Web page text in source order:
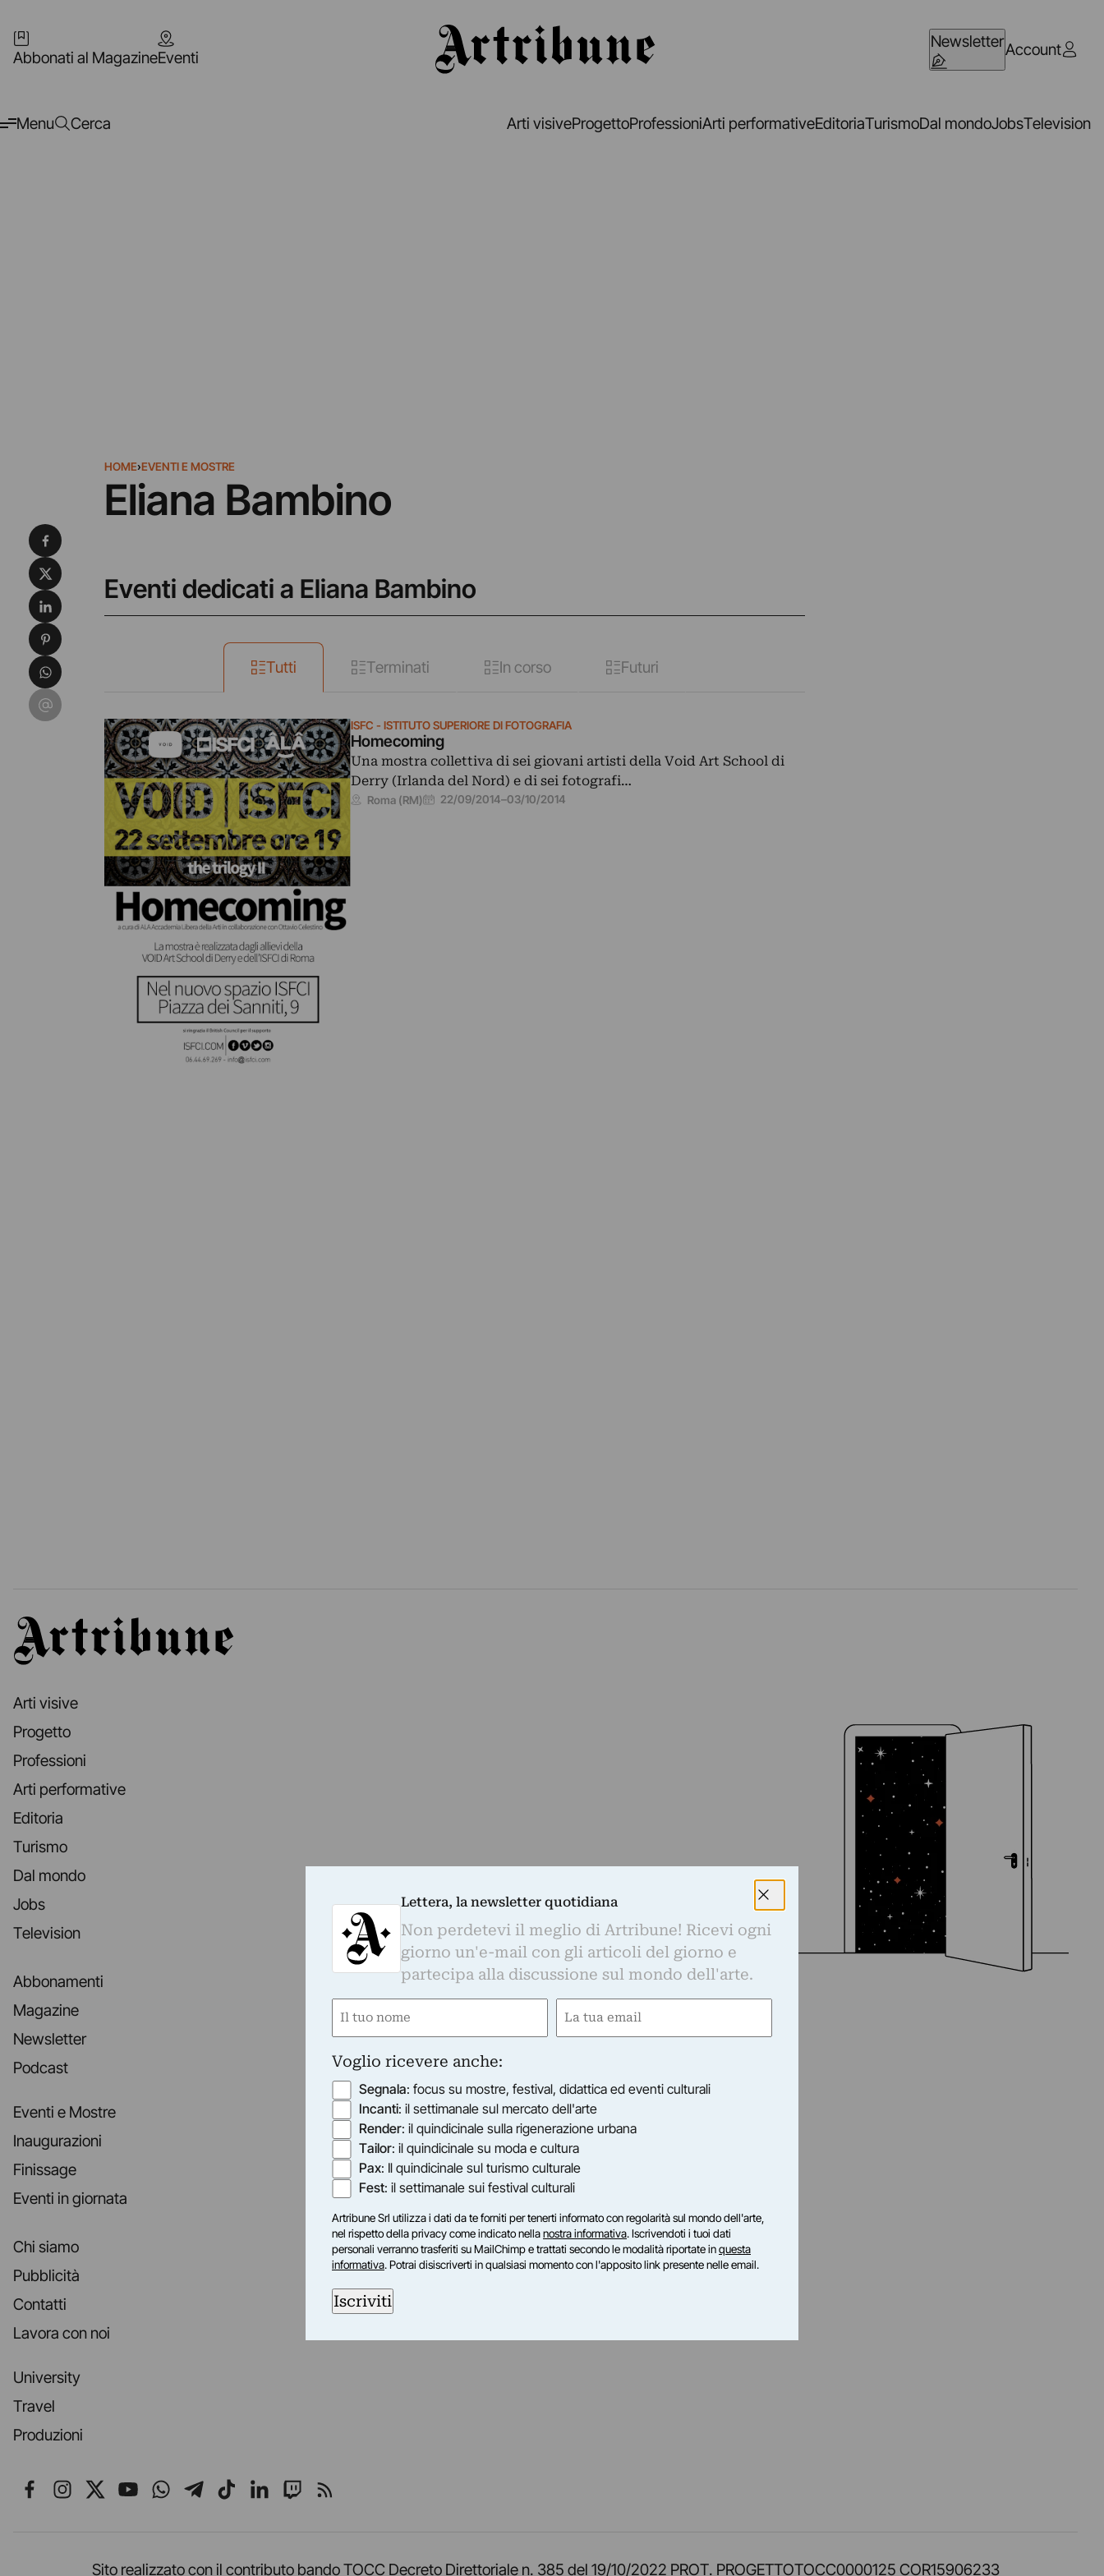
Abbonati al MagazineEventi
NewsletterAccount
Menu Cerca Arti visiveProgettoProfessioniArti performativeEditoriaTurismoDal mondoJobsTelevision
HOME›EVENTI E MOSTRE
Eliana Bambino
Eventi dedicati a Eliana Bambino
Tutti Terminati In corso Futuri
ISFC - ISTITUTO SUPERIORE DI FOTOGRAFIA
Homecoming
Una mostra collettiva di sei giovani artisti della Void Art School di
Derry (Irlanda del Nord) e di sei fotografi…
Roma (RM) 22/09/2014–03/10/2014
Condividi su Facebook
Condividi su X
Condividi su LinkedIn
Condividi su Pinterest
Condividi su WhatsApp
Condividi su Email
Artribune
Arti visive
Progetto
Professioni
Arti performative
Editoria
Turismo
Dal mondo
Jobs
Television
Abbonamenti
Magazine
Newsletter
Podcast
Eventi e Mostre
Inaugurazioni
Finissage
Eventi in giornata
Chi siamo
Pubblicità
Contatti
Lavora con noi
University
Travel
Produzioni
Seguici su Facebook
Seguici su Instagram
Seguici su X
Seguici su YouTube
Seguici su WhatsApp
Seguici su Telegram
Seguici su TikTok
Seguici su LinkedIn
Seguici su Twitch
Seguici su Rss
Sito realizzato con il contributo bando TOCC Decreto Direttoriale n. 385 del 19/10/2022 PROT. PROGETTOTOCC0000125 COR15906233
Lettera, la newsletter quotidiana
Non perdetevi il meglio di Artribune! Ricevi ogni
giorno un'e-mail con gli articoli del giorno e
partecipa alla discussione sul mondo dell'arte.
Nome
Email
Voglio ricevere anche:
Segnala: focus su mostre, festival, didattica ed eventi culturali
Incanti: il settimanale sul mercato dell'arte
Render: il quindicinale sulla rigenerazione urbana
Tailor: il quindicinale su moda e cultura
Pax: Il quindicinale sul turismo culturale
Fest: il settimanale sui festival culturali
Artribune Srl utilizza i dati da te forniti per tenerti informato con regolarità sul mondo dell'arte,
nel rispetto della privacy come indicato nellanostra informativa. Iscrivendoti i tuoi dati
personali verranno trasferiti su MailChimp e trattati secondo le modalità riportate inquesta
informativa. Potrai disiscriverti in qualsiasi momento con l'apposito link presente nelle email.
Iscriviti